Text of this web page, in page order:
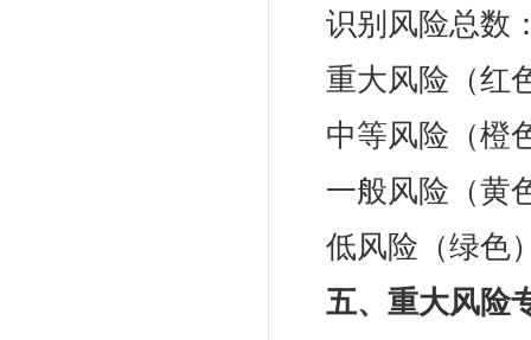
识别风险总数
重大风险（红
中等风险（橙
一般风险（黄
低风险（绿色
五、重大风险